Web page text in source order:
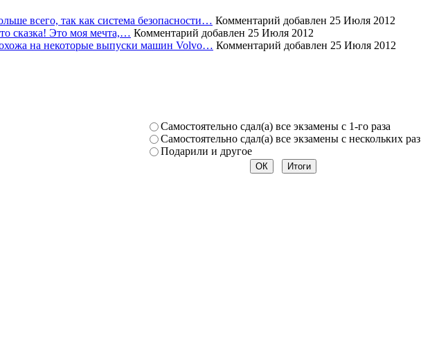
всего, так как система безопасности… Комментарий добавлен 25 Июля 2012
сказка! Это моя мечта,… Комментарий добавлен 25 Июля 2012
на некоторые выпуски машин Volvo… Комментарий добавлен 25 Июля 2012
Самостоя­тельно сдал(а) все экзамены­ с 1-го раза
Самостоя­тельно сдал(а) все экзамены­ с нескольк­их раз
Подарили­ и другое